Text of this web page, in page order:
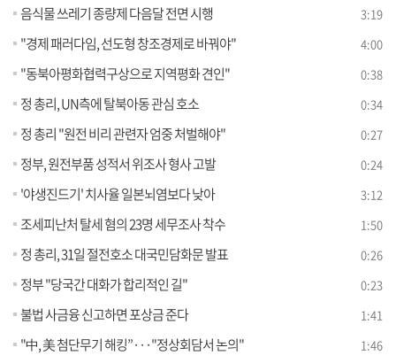
음식물 쓰레기 종량제 다음달 전면 시행 3:19
"경제 패러다임, 선도형 창조경제로 바꿔야" 4:00
"동북아평화협력구상으로 지역평화 견인" 0:38
정 총리, UN측에 탈북아동 관심 호소 0:34
정 총리 "원전 비리 관련자 엄중 처벌해야" 0:27
정부, 원전부품 성적서 위조사 형사 고발 0:24
'야생진드기' 치사율 일본뇌염보다 낮아 3:12
조세피난처 탈세 혐의 23명 세무조사 착수 1:50
정 총리, 31일 절전호소 대국민담화문 발표 0:26
정부 "당국간 대화가 합리적인 길" 0:23
불법 사금융 신고하면 포상금 준다 1:41
"中, 美 첨단무기 해킹”···"정상회담서 논의" 1:46